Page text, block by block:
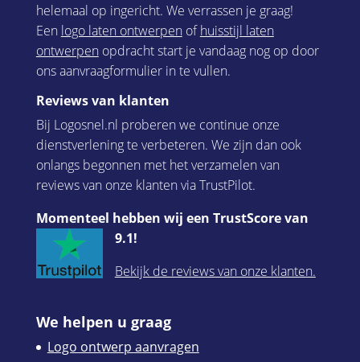
helemaal op ingericht. We verrassen je graag!
Een logo laten ontwerpenofhuisstijl laten
ontwerpenopdracht start je vandaag nog op door
ons aanvraagformulier in te vullen.
Reviews van klanten
Bij Logosnel.nl proberen we continue onze
dienstverlening te verbeteren. We zijn dan ook
onlangs begonnen met het verzamelen van
reviews van onze klanten via TrustPilot.
Momenteel hebben wij een TrustScore van
9.1!
Bekijk de reviews van onze klanten.
We helpen u graag
Logo ontwerp aanvragen